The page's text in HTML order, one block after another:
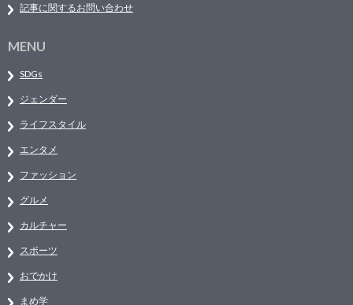
記事に関するお問い合わせ
MENU
SDGs
ジェンダー
ライフスタイル
エンタメ
ファッション
グルメ
カルチャー
スポーツ
おでかけ
まめ学